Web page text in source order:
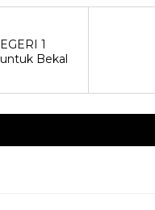
1
Bekal